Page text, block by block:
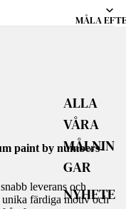
MÅLA
ALLA
VÅRA
MÅLNIN
GAR
NYHETE
paint by numbers-
leverans och
unika färdiga motiv och